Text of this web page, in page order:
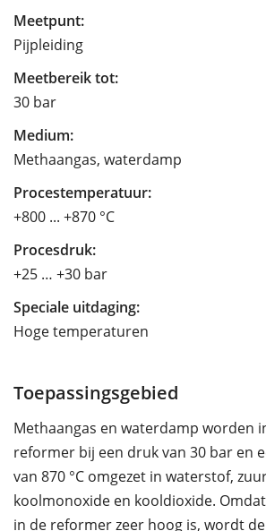
Meetpunt:
Pijpleiding
Meetbereik tot:
30 bar
Medium:
Methaangas, waterdamp
Procestemperatuur:
+800 ... +870 °C
Procesdruk:
+25 … +30 bar
Speciale uitdaging:
Hoge temperaturen
Toepassingsgebied
Methaangas en waterdamp worden
reformer bij een druk van 30 bar en
van 870 °C omgezet in waterstof,
koolmonoxide en kooldioxide.
in de reformer zeer hoog is, wordt